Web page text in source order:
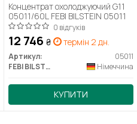
Концентрат охолоджуючий G11
05011/60L FEBI BILSTEIN 05011
0 відгуків
12 746 ₴ термін 2 дн.
Артикул:
05011
FEBI BILSTEIN
Німеччина
КУПИТИ